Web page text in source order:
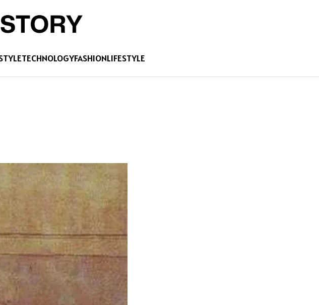
TECHNOLOGYFASHIONLIFESTYLE